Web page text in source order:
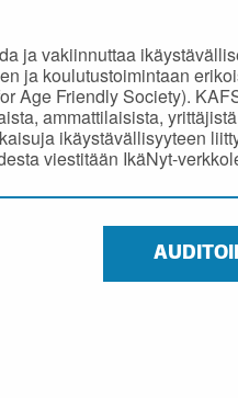
ja vakiinnuttaa
ja koulutustoimintaan
Age Friendly Society).
ammattilaisista,
ikäystävällisyyteen
viestitään IkäNyt-